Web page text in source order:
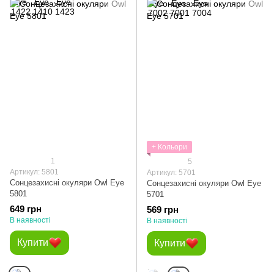
1
Артикул: 5801
Сонцезахисні окуляри Owl Eye
5801
649 грн
В наявності
Купити
+ Кольори
5
Артикул: 5701
Сонцезахисні окуляри Owl Eye
5701
569 грн
В наявності
Купити